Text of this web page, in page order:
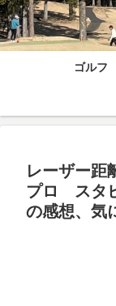
ゴルフ
レーザー距
プロ スタ
の感想、気